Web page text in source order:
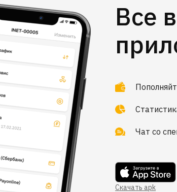
Все
Чат со
Скачать apk